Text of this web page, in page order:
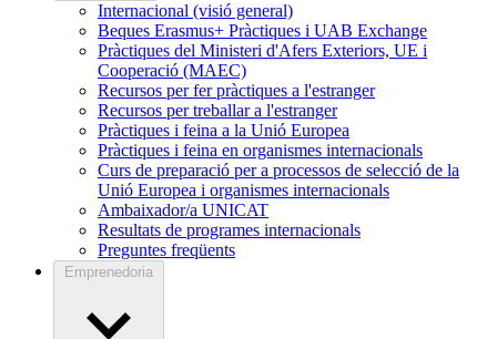
Internacional (visió general)
Beques Erasmus+ Pràctiques i UAB Exchange
Pràctiques del Ministeri d'Afers Exteriors, UE i
Cooperació (MAEC)
Recursos per fer pràctiques a l'estranger
Recursos per treballar a l'estranger
Pràctiques i feina a la Unió Europea
Pràctiques i feina en organismes internacionals
Curs de preparació per a processos de selecció de la
Unió Europea i organismes internacionals
Ambaixador/a UNICAT
Resultats de programes internacionals
Preguntes freqüents
Emprenedoria